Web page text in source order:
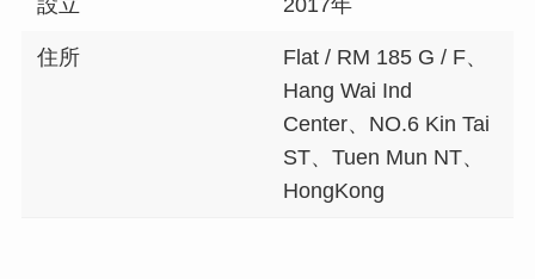
住所
Flat / RM 185 G / F、
Hang Wai Ind
Center、NO.6 Kin Tai
ST、Tuen Mun NT、
HongKong